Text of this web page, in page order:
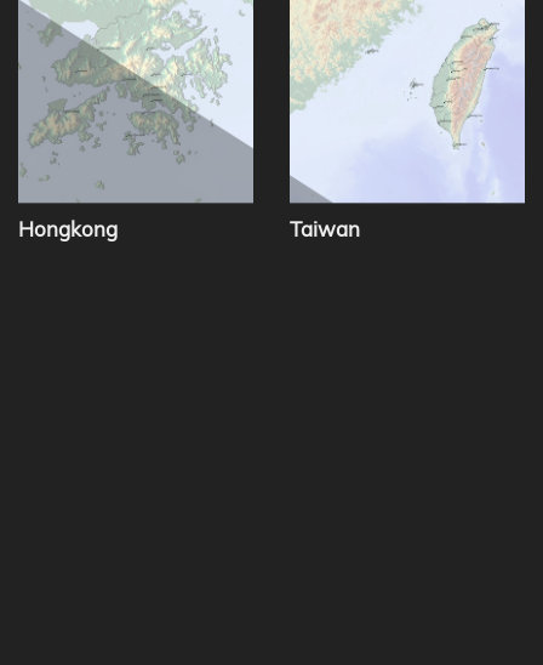
Hongkong Taiwan